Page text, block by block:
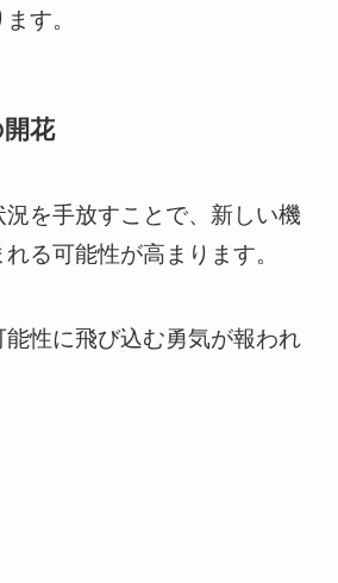
す。
花
を手放すことで、新しい機
る可能性が高まります。
能性に飛び込む勇気が報われ